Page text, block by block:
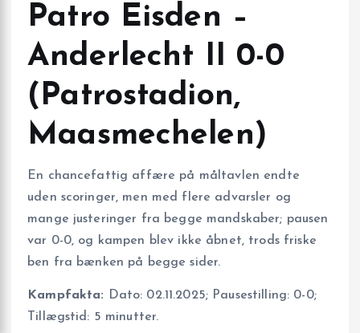
Patro Eisden –
Anderlecht II 0-0
(Patrostadion,
Maasmechelen)
En chancefattig affære på måltavlen endte
uden scoringer, men med flere advarsler og
mange justeringer fra begge mandskaber; pausen
var 0-0, og kampen blev ikke åbnet, trods friske
ben fra bænken på begge sider.
Kampfakta: Dato: 02.11.2025; Pausestilling: 0-0;
Tillægstid: 5 minutter.